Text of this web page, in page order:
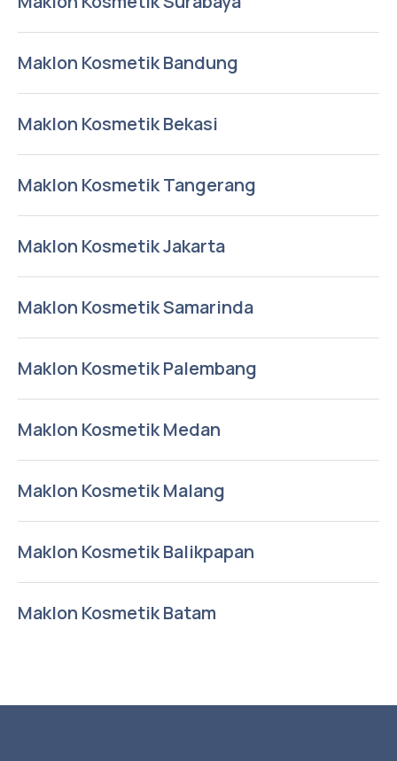
Maklon Kosmetik Bandung
Maklon Kosmetik Bekasi
Maklon Kosmetik Tangerang
Maklon Kosmetik Jakarta
Maklon Kosmetik Samarinda
Maklon Kosmetik Palembang
Maklon Kosmetik Medan
Maklon Kosmetik Malang
Maklon Kosmetik Balikpapan
Maklon Kosmetik Batam